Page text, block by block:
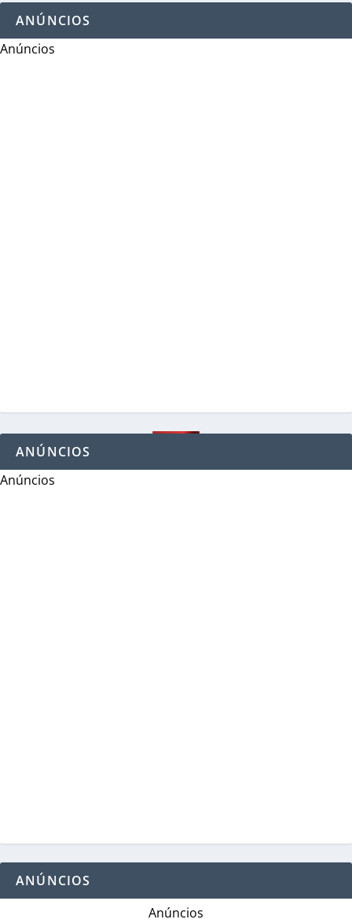
ANÚNCIOS
Anúncios
ANÚNCIOS
Anúncios
ANÚNCIOS
Anúncios